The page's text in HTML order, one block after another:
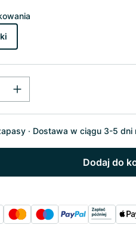
Dostawa w ciągu 3-5 dni
Dodaj do